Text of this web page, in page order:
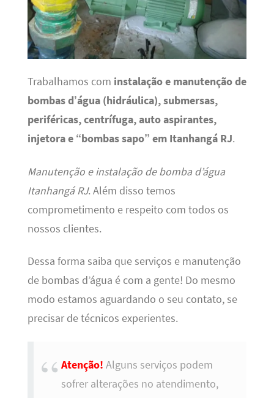
Trabalhamos com instalação e manutenção de
bombas d’água (hidráulica), submersas,
periféricas, centrífuga, auto aspirantes,
injetora e “bombas sapo” em Itanhangá RJ.
Manutenção e instalação de bomba d’água
Itanhangá RJ. Além disso temos
comprometimento e respeito com todos os
nossos clientes.
Dessa forma saiba que serviços e manutenção
de bombas d’água é com a gente! Do mesmo
modo estamos aguardando o seu contato, se
precisar de técnicos experientes.
Atenção! Alguns serviços podem
sofrer alterações no atendimento,